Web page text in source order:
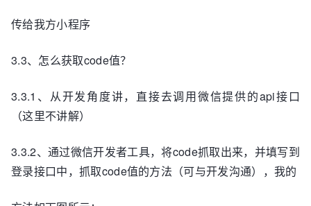
传给我方小程序
3.3、怎么获取code值？
3.3.1、从开发角度讲，直接去调用微信提供的api接口
（这里不讲解）
3.3.2、通过微信开发者工具，将code抓取出来，并填写到
登录接口中，抓取code值的方法（可与开发沟通），我的